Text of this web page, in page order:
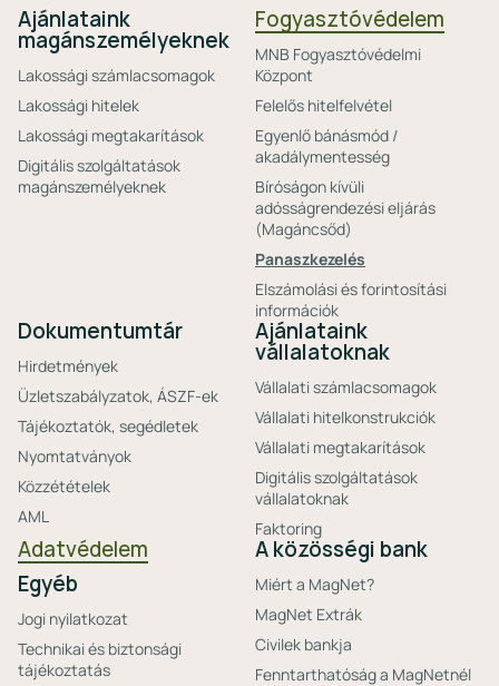
Ajánlataink
magánszemélyeknek
Lakossági számlacsomagok
Lakossági hitelek
Lakossági megtakarítások
Digitális szolgáltatások
magánszemélyeknek
Fogyasztóvédelem
MNB Fogyasztóvédelmi
Központ
Felelős hitelfelvétel
Egyenlő bánásmód /
akadálymentesség
Bíróságon kívüli
adósságrendezési eljárás
(Magáncsőd)
Panaszkezelés
Elszámolási és forintosítási
információk
Dokumentumtár
Hirdetmények
Üzletszabályzatok, ÁSZF-ek
Tájékoztatók, segédletek
Nyomtatványok
Közzétételek
AML
Ajánlataink
vállalatoknak
Vállalati számlacsomagok
Vállalati hitelkonstrukciók
Vállalati megtakarítások
Digitális szolgáltatások
vállalatoknak
Faktoring
Adatvédelem
Egyéb
Jogi nyilatkozat
Technikai és biztonsági
tájékoztatás
A közösségi bank
Miért a MagNet?
MagNet Extrák
Civilek bankja
Fenntarthatóság a MagNetnél